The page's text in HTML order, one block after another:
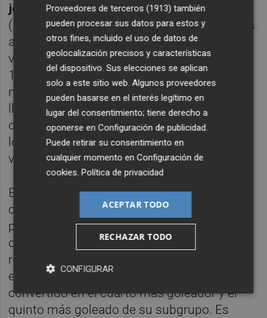
jornada 5, una segunda crisis de resultados
(solo sumó 1 punto de los 12 siguientes) les
apartó de la zona de noble a la que ya solo
volvería al cierre de lajornada 10(tras ganar
1-0 a
El Prat) y de manera anecdótica. Es
más, en el tramo final de la fase regular han
llegado a estar más cerca del descenso que
de la cabeza (solo han sumado un tercio de
los últimos 15 puntos disputados: una
victoria, dos empates y dos derrotas).
El Lleida ha ganado ocho partidos (cinco
como local), empatado tres (dos en casa) y
perdido nueve (seis a domicilio) de los 20
que ha disputado; ha marcado 23 tantos y
recibido 22 (el Hércules ha anotado 15 y
encajado 14 en 18 encuentros), lo que le ha
convertido en el cuarto más goleador y el
quinto más goleado de su subgrupo. Es
Proveedores de terceros (1913) también
pueden procesar sus datos para estos y
otros fines, incluido el uso de datos de
geolocalización precisos y características
del dispositivo. Sus elecciones se aplican
solo a este sitio web. Algunos proveedores
pueden basarse en el interés legítimo en
lugar del consentimiento; tiene derecho a
oponerse enConfiguración de publicidad.
Puede retirar su consentimiento en
cualquier momento enConfiguración de
cookies.Política de privacidad
ACEPTAR TODO
RECHAZAR TODO
CONFIGURAR